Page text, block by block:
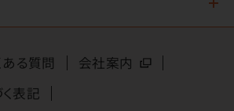
ある質問
会社案内
表記